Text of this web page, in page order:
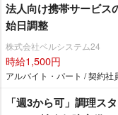
法人向け携帯サービス
始日調整
株式会社ベルシステム24
時給1,500円
アルバイト・パート / 契約社
「週3から可」調理ス